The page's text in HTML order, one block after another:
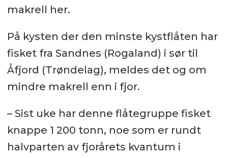
makrell her.
På kysten der den minste kystflåten har
fisket fra Sandnes (Rogaland) i sør til
Åfjord (Trøndelag), meldes det og om
mindre makrell enn i fjor.
– Sist uke har denne flåtegruppe fisket
knappe 1 200 tonn, noe som er rundt
halvparten av fjorårets kvantum i